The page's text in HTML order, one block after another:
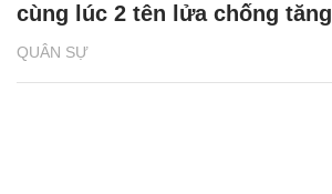
QUÂN SỰ
cùng lúc 2 tên lửa chống tăng